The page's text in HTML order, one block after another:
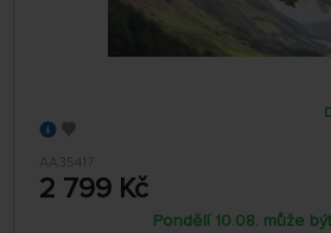
AA35417
2 799 Kč
Pondělí 10.08. může